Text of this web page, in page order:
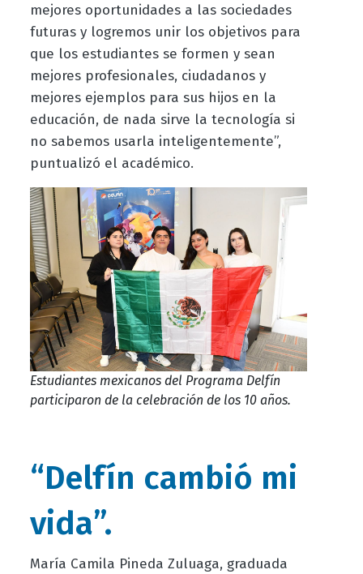
mejores oportunidades a las sociedades
futuras y logremos unir los objetivos para
que los estudiantes se formen y sean
mejores profesionales, ciudadanos y
mejores ejemplos para sus hijos en la
educación, de nada sirve la tecnología si
no sabemos usarla inteligentemente”,
puntualizó el académico.
Estudiantes mexicanos del Programa Delfín
participaron de la celebración de los 10 años.
“Delfín cambió mi
vida”.
María Camila Pineda Zuluaga, graduada